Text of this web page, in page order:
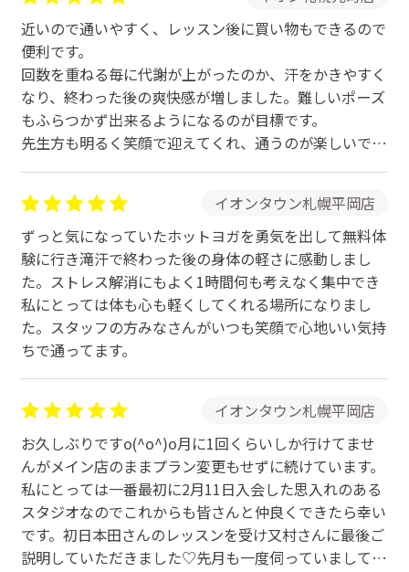
近いので通いやすく、レッスン後に買い物もできるので
便利です。
回数を重ねる毎に代謝が上がったのか、汗をかきやすく
なり、終わった後の爽快感が増しました。難しいポーズ
もふらつかず出来るようになるのが目標です。
先生方も明るく笑顔で迎えてくれ、通うのが楽しいで
本当に楽しくて、毎日通いたいぐらいです。時間がなく
週末や祝日しか通えないのが残念ですが、運動すると心
も身体もスッキリするし、ダイエットの為にも、これか
らも通い続けます。
イオンタウン札幌平岡店
ずっと気になっていたホットヨガを勇気を出して無料体
験に行き滝汗で終わった後の身体の軽さに感動しまし
た。ストレス解消にもよく1時間何も考えなく集中でき
私にとっては体も心も軽くしてくれる場所になりまし
た。スタッフの方みなさんがいつも笑顔で心地いい気持
ちで通ってます。
イオンタウン札幌平岡店
お久しぶりですo(^o^)o月に1回くらいしか行けてませ
んがメイン店のままプラン変更もせずに続けています。
私にとっては一番最初に2月11日入会した思入れのある
スタジオなのでこれからも皆さんと仲良くできたら幸い
です。初日本田さんのレッスンを受け又村さんに最後ご
説明していただきました♡先月も一度伺っていまして体